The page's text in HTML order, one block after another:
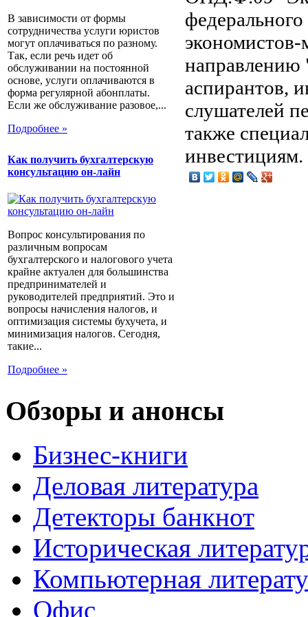
В зависимости от формы
сотрудничества услуги юристов
могут оплачиваться по разному.
Так, если речь идет об
обслуживании на постоянной
основе, услуги оплачиваются в
форма регулярной абонплаты.
Если же обслуживание разовое,...
Подробнее »
Как получить бухгалтерскую
консультацию он-лайн
Вопрос консультирования по
различным вопросам
бухгалтерского и налогового учета
крайне актуален для большинства
предпринимателей и
руководителей предприятий. Это и
вопросы начисления налогов, и
оптимизация системы бухучета, и
минимизация налогов. Сегодня,
такие...
Подробнее »
направлению
аспирантов,
слушателей
также
инвестициям.
Обзоры и анонсы
Бизнес-книги
Деловая литература
Детекторы банкнот
Историческая
Компьютерная
Офис